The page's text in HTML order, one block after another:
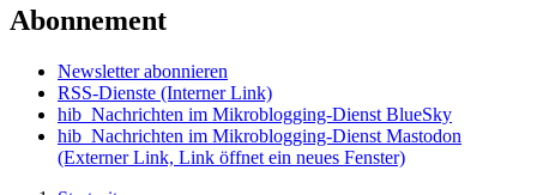
Abonnement
Newsletter abonnieren
RSS-Dienste (Interner Link)
hib_Nachrichten im Mikroblogging-Dienst BlueSky
hib_Nachrichten im Mikroblogging-Dienst Mastodon
(Externer Link, Link öffnet ein neues Fenster)